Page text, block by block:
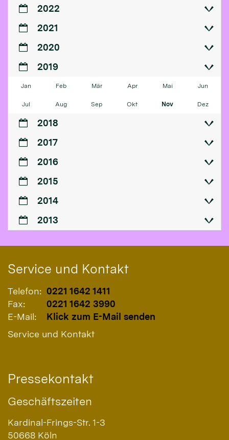
2022
2021
2020
2019
Jan Feb Mär Apr Mai Jun
Jul Aug Sep Okt Nov Dez
2018
2017
2016
2015
2014
2013
Service und Kontakt
Telefon: 0221 1642 1411
Fax:
0221 1642 3990
E-Mail:
Klick zum E-Mail senden
Service und Kontakt
Pressekontakt
Geschäftszeiten
Kardinal-Frings-Str. 1-3
50668 Köln